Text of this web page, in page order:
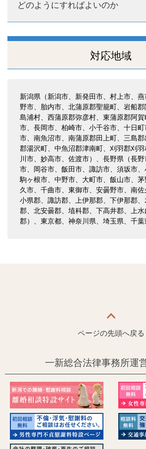
どのようにすればよいのか
対応地域
新潟県（新潟市、新発田市、村上市、
野市、胎内市、北蒲原郡聖籠町、岩船
島浦村、西蒲原郡弥彦村、東蒲原郡阿
市、長岡市、柏崎市、小千谷市、十日
市、南魚沼市、南蒲原郡田上町、三島
郡湯沢町、中魚沼郡津南町、刈羽郡刈
川市、妙高市、佐渡市）、長野県（長
市、岡谷市、飯田市、諏訪市、須坂市、
駒ヶ根市、中野市、大町市、飯山市、
久市、千曲市、東御市、安曇野市、南佐
小県郡、諏訪郡、上伊那郡、下伊那郡
郡、北安曇郡、埴科郡、下高井郡、上
郡）、東京都、神奈川県、埼玉県、千
ページの先頭へ戻る
一新総合法律事務所運